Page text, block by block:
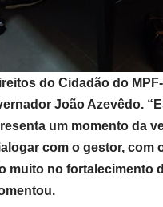
do Cidadão do
João Azevêdo.
um momento da
com o gestor,
muito no